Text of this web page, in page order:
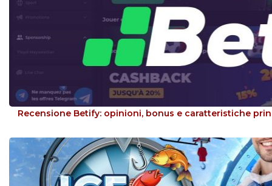
Recensione Betify: opinioni, bonus e caratteristiche